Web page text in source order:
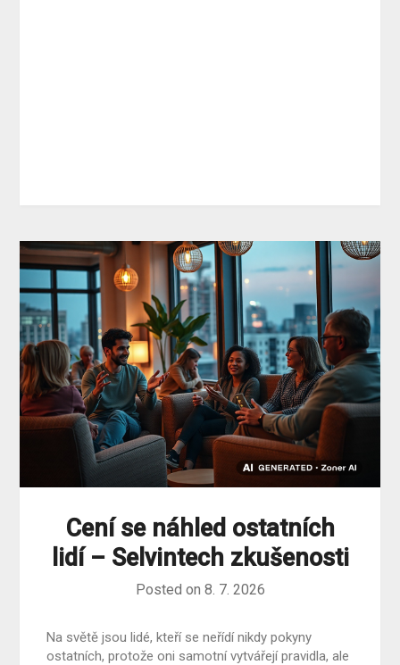
Cení se náhled ostatních
lidí – Selvintech zkušenosti
Posted on 8. 7. 2026
Na světě jsou lidé, kteří se neřídí nikdy pokyny
ostatních, protože oni samotní vytvářejí pravidla, ale